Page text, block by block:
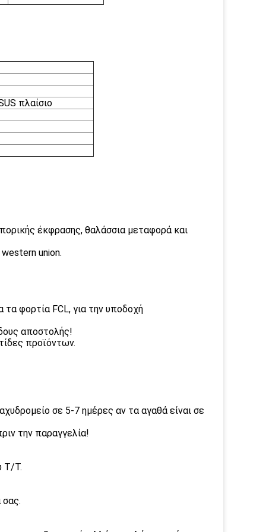
πλαίσιο
έκφρασης, θαλάσσια μεταφορά και
union.
φορτία FCL, για την υποδοχή
αποστολής!
προϊόντων.
σε 5-7 ημέρες αν τα αγαθά είναι σε
την παραγγελία!
T/T.
σας.